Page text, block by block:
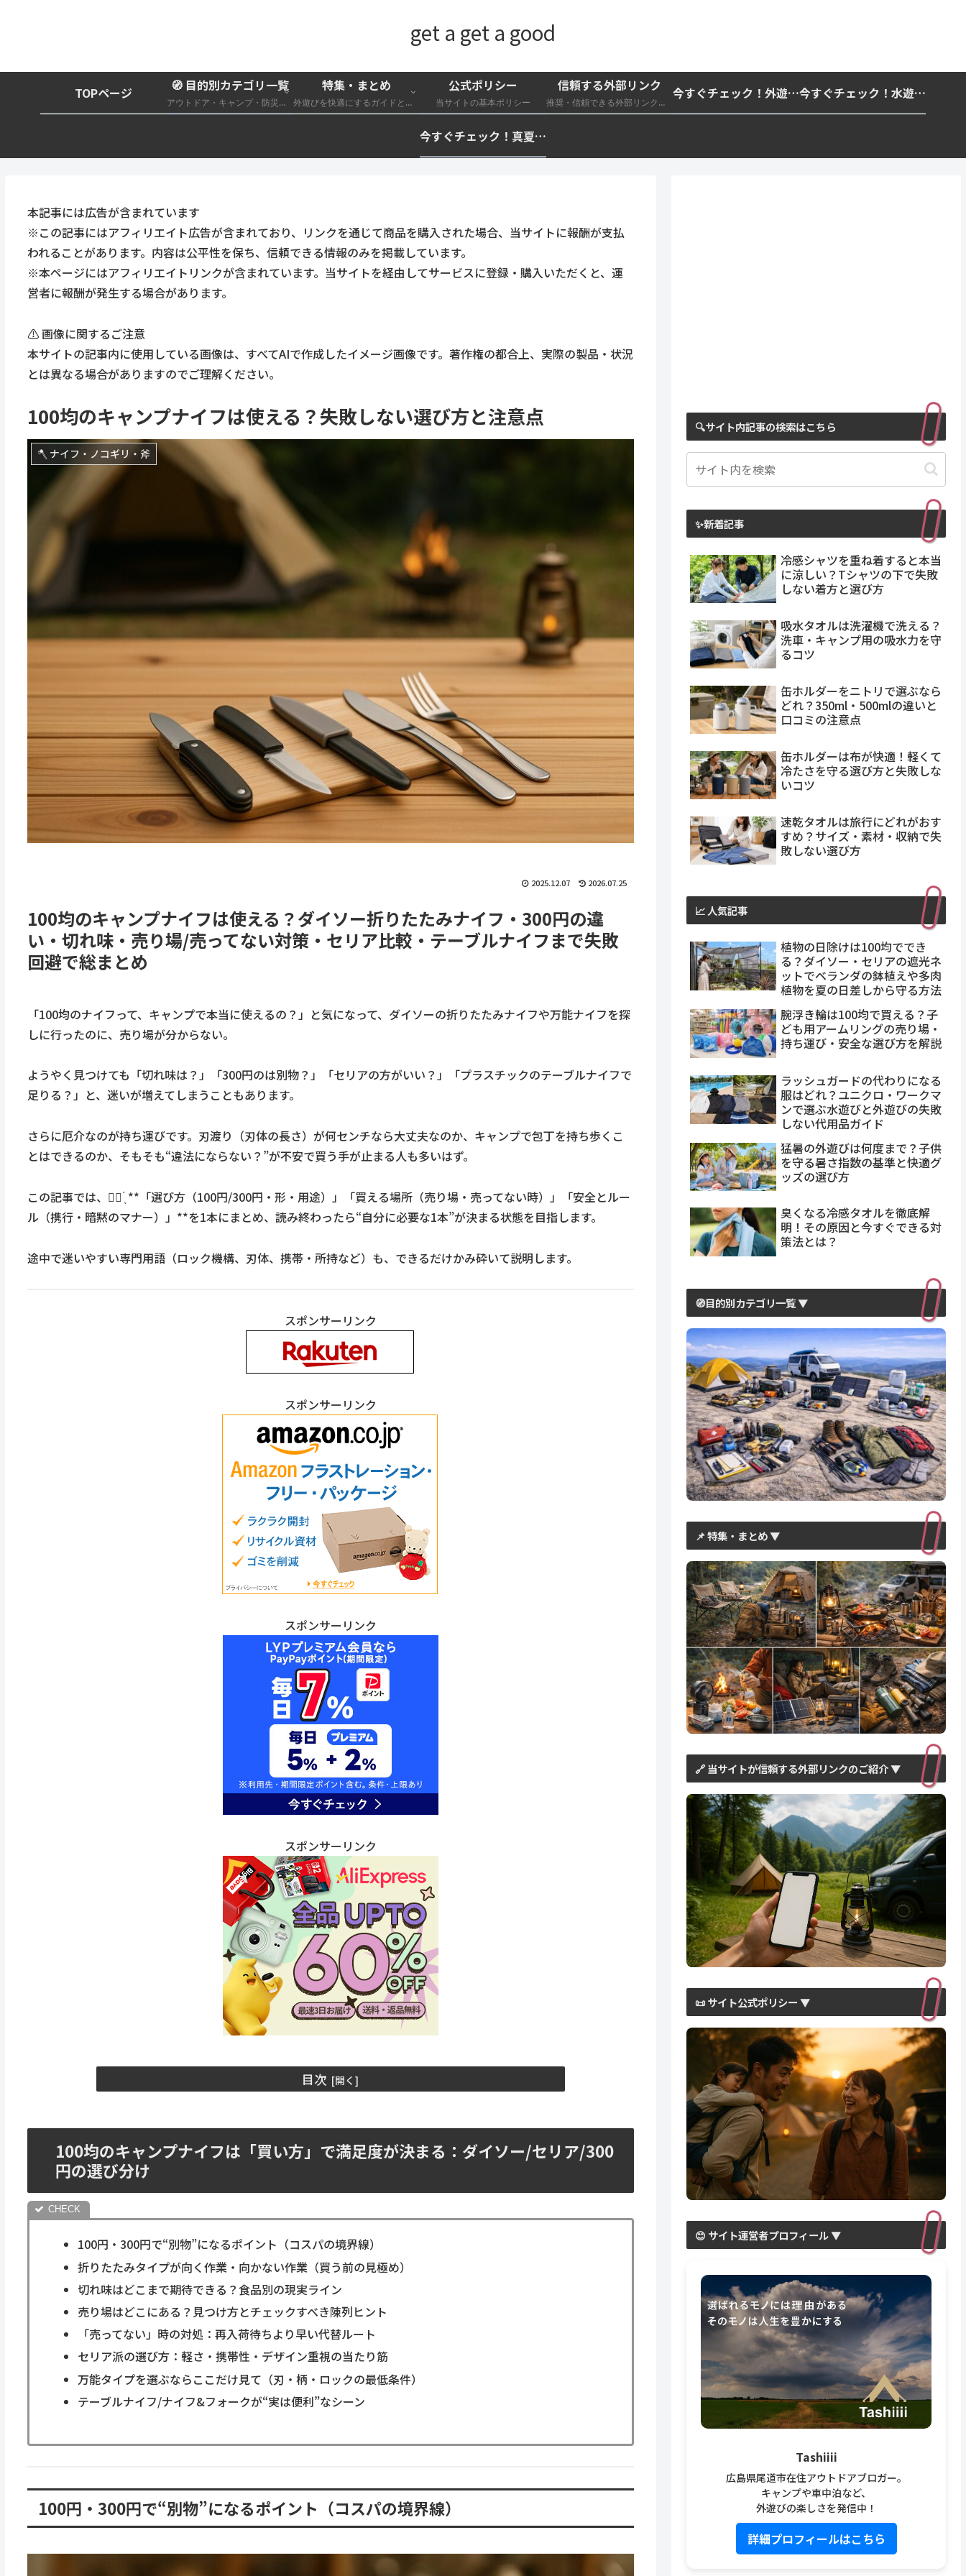
get a get a good
TOPページ 🧭 目的別カテゴリ一覧
アウトドア・キャンプ・防災グッズ総合まとめ
特集・まとめ
外遊びを快適にするガイドと特集一覧
公式ポリシー
当サイトの基本ポリシー
信頼する外部リンク
推奨・信頼できる外部リンク一覧
今すぐチェック！外遊びの紫外線対策・日差し快適化計画｜帽子・日傘・ウェア・日焼け止めを総まとめ☀️🏕️👓 今すぐチェック！水遊び・海水浴の快適化計画｜浮き輪・服装・日陰・安全対策を総まとめ🏖️🌊✨
今すぐチェック！真夏の猛暑・冷却・保冷快適化計画｜外遊び・キャンプ・車中泊の暑さ対策を総まとめ☀️🧊🏕️
本記事には広告が含まれています
※この記事にはアフィリエイト広告が含まれており、リンクを通じて商品を購入された場合、当サイトに報酬が支払
われることがあります。内容は公平性を保ち、信頼できる情報のみを掲載しています。
※本ページにはアフィリエイトリンクが含まれています。当サイトを経由してサービスに登録・購入いただくと、運
営者に報酬が発生する場合があります。
⚠️ 画像に関するご注意
本サイトの記事内に使用している画像は、すべてAIで作成したイメージ画像です。著作権の都合上、実際の製品・状況
とは異なる場合がありますのでご理解ください。
100均のキャンプナイフは使える？失敗しない選び方と注意点
🪓 ナイフ・ノコギリ・斧
2025.12.07 2026.07.25
100均のキャンプナイフは使える？ダイソー折りたたみナイフ・300円の違
い・切れ味・売り場/売ってない対策・セリア比較・テーブルナイフまで失敗
回避で総まとめ
「100均のナイフって、キャンプで本当に使えるの？」と気になって、ダイソーの折りたたみナイフや万能ナイフを探
しに行ったのに、売り場が分からない。
ようやく見つけても「切れ味は？」「300円のは別物？」「セリアの方がいい？」「プラスチックのテーブルナイフで
足りる？」と、迷いが増えてしまうこともあります。
さらに厄介なのが持ち運びです。刃渡り（刃体の長さ）が何センチなら大丈夫なのか、キャンプで包丁を持ち歩くこ
とはできるのか、そもそも“違法にならない？”が不安で買う手が止まる人も多いはず。
この記事では、☝🏻 ̖́ **「選び方（100円/300円・形・用途）」「買える場所（売り場・売ってない時）」「安全とルー
ル（携行・暗黙のマナー）」**を1本にまとめ、読み終わったら“自分に必要な1本”が決まる状態を目指します。
途中で迷いやすい専門用語（ロック機構、刃体、携帯・所持など）も、できるだけかみ砕いて説明します。
スポンサーリンク
スポンサーリンク
スポンサーリンク
スポンサーリンク
目次
100均のキャンプナイフは「買い方」で満足度が決まる：ダイソー/セリア/300
円の選び分け
100円・300円で“別物”になるポイント（コスパの境界線）
折りたたみタイプが向く作業・向かない作業（買う前の見極め）
切れ味はどこまで期待できる？食品別の現実ライン
売り場はどこにある？見つけ方とチェックすべき陳列ヒント
「売ってない」時の対処：再入荷待ちより早い代替ルート
セリア派の選び方：軽さ・携帯性・デザイン重視の当たり筋
万能タイプを選ぶならここだけ見て（刃・柄・ロックの最低条件）
テーブルナイフ/ナイフ&フォークが“実は便利”なシーン
100円・300円で“別物”になるポイント（コスパの境界線）
🔍サイト内記事の検索はこちら
✨新着記事
冷感シャツを重ね着すると本当
に涼しい？Tシャツの下で失敗
しない着方と選び方
吸水タオルは洗濯機で洗える？
洗車・キャンプ用の吸水力を守
るコツ
缶ホルダーをニトリで選ぶなら
どれ？350ml・500mlの違いと
口コミの注意点
缶ホルダーは布が快適！軽くて
冷たさを守る選び方と失敗しな
いコツ
速乾タオルは旅行にどれがおす
すめ？サイズ・素材・収納で失
敗しない選び方
📈 人気記事
植物の日除けは100均ででき
る？ダイソー・セリアの遮光ネ
ットでベランダの鉢植えや多肉
植物を夏の日差しから守る方法
腕浮き輪は100均で買える？子
ども用アームリングの売り場・
持ち運び・安全な選び方を解説
ラッシュガードの代わりになる
服はどれ？ユニクロ・ワークマ
ンで選ぶ水遊びと外遊びの失敗
しない代用品ガイド
猛暑の外遊びは何度まで？子供
を守る暑さ指数の基準と快適グ
ッズの選び方
臭くなる冷感タオルを徹底解
明！その原因と今すぐできる対
策法とは？
🧭目的別カテゴリ一覧 ▼
📌 特集・まとめ ▼
🔗 当サイトが信頼する外部リンクのご紹介 ▼
📜 サイト公式ポリシー ▼
😊 サイト運営者プロフィール ▼
Tashiiii
広島県尾道市在住アウトドアブロガー。
キャンプや車中泊など、
外遊びの楽しさを発信中！
詳細プロフィールはこちら